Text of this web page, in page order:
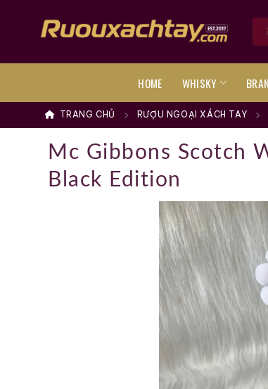
Tìm
HOME WHISKY
TRANG CHỦ RƯỢU NGOẠI XÁCH TAY
Mc Gibbons Scotch
Black Edition